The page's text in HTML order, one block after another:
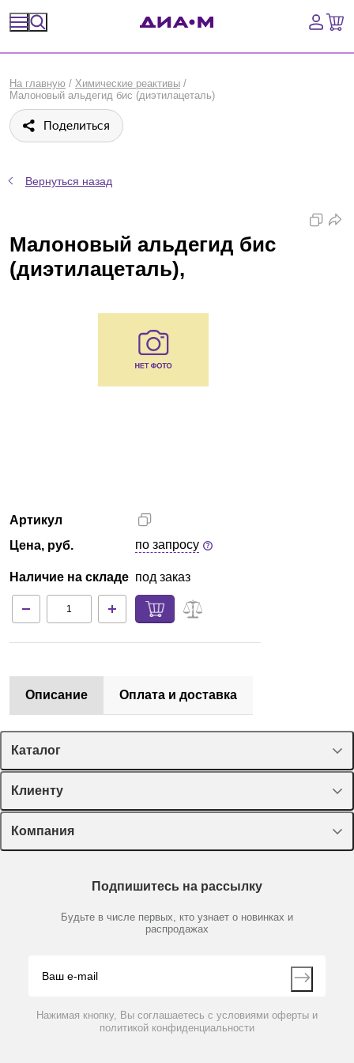
Оборудование, приборы
Расходные материалы, пластик, стекло
Химические реактивы, препараты, наборы
Библиотека
Производители
Партнеры
Технический сервис
Контакты
На главную / Химические реактивы /
Малоновый альдегид бис (диэтилацеталь)
Поделиться
Вернуться назад
Малоновый альдегид бис
(диэтилацеталь),
Артикул
Цена, руб.
Наличие на складе
по запросу
под заказ
Описание Оплата и доставка
Каталог
Спецпредложения
Оборудование, приборы
Пластик, стекло, принадлежности
Химические реактивы, препараты, наборы
Производители
Клиенту
Лекторий Диаэм
Доставка и оплата
Мобильное приложение
Компания
Партнеры
Контакты
Подпишитесь на рассылку
Будьте в числе первых, кто узнает о новинках и
распродажах
Нажимая кнопку, Вы соглашаетесь с условиями оферты и
политикой конфиденциальности